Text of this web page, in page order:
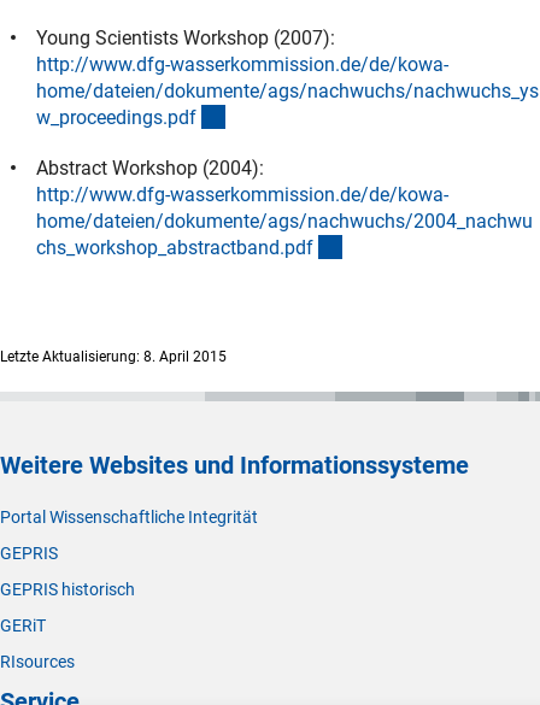
Young Scientists Workshop (2007):
http://www.dfg-wasserkommission.de/de/kowa-
home/dateien/dokumente/ags/nachwuchs/nachwuchs_ys
w_proceedings.pdf
Abstract Workshop (2004):
http://www.dfg-wasserkommission.de/de/kowa-
home/dateien/dokumente/ags/nachwuchs/2004_nachwu
chs_workshop_abstractband.pdf
Letzte Aktualisierung: 8. April 2015
Weitere Websites und Informationssysteme
Portal Wissenschaftliche Integrität
GEPRIS
GEPRIS historisch
GERiT
RIsources